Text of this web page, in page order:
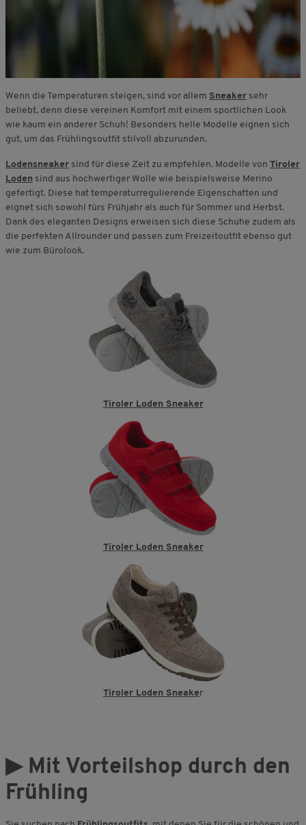
Wenn die Temperaturen steigen, sind vor allem Sneaker sehr
beliebt, denn diese vereinen Komfort mit einem sportlichen Look
wie kaum ein anderer Schuh! Besonders helle Modelle eignen sich
gut, um das Frühlingsoutfit stilvoll abzurunden.
Lodensneaker sind für diese Zeit zu empfehlen. Modelle von Tiroler
Loden sind aus hochwertiger Wolle wie beispielsweise Merino
gefertigt. Diese hat temperaturregulierende Eigenschaften und
eignet sich sowohl fürs Frühjahr als auch für Sommer und Herbst.
Dank des eleganten Designs erweisen sich diese Schuhe zudem als
die perfekten Allrounder und passen zum Freizeitoutfit ebenso gut
wie zum Bürolook.
Tiroler Loden Sneaker
Tiroler Loden Sneaker
Tiroler Loden Sneaker
▶ Mit Vorteilshop durch den
Frühling